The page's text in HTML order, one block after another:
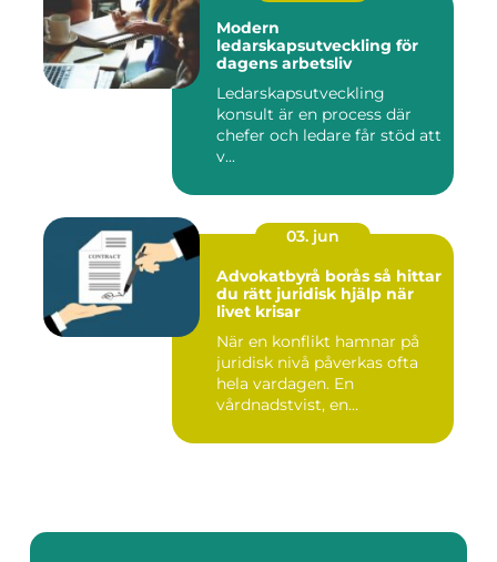
Modern
ledarskapsutveckling för
dagens arbetsliv
Ledarskapsutveckling
konsult är en process där
chefer och ledare får stöd att
v...
03. jun
Advokatbyrå borås så hittar
du rätt juridisk hjälp när
livet krisar
När en konflikt hamnar på
juridisk nivå påverkas ofta
hela vardagen. En
vårdnadstvist, en